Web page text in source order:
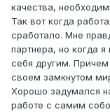
качества,
Так вот когда
сработало. Мне
партнера, но когда
себя другим.
своем замкнутом
Хорошо задумался
работе с самим